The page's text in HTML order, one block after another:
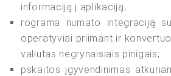
informaciją į aplikaciją;
rograma numato integraciją
operatyviai priimant ir
valiutas negrynaisiais pinigais;
pskaitos įgyvendinimas